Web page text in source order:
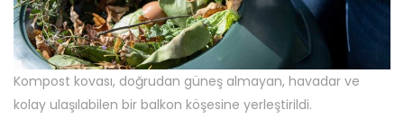
Kompost kovası, doğrudan güneş almayan, havadar ve
kolay ulaşılabilen bir balkon köşesine yerleştirildi.